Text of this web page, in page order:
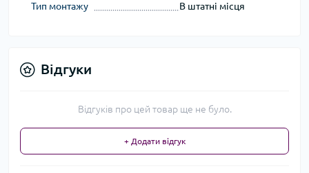
Тип монтажу В штатні місця
Відгуки
Відгуків про цей товар ще не було.
+ Додати відгук